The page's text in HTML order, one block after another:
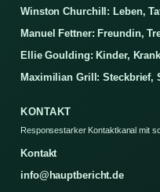
Winston Churchill: Leben,
Manuel Fettner: Freundin,
Ellie Goulding: Kinder,
Maximilian Grill: Steckbrief,
KONTAKT
Responsestarker Kontaktkanal mit
Kontakt
info@hauptbericht.de